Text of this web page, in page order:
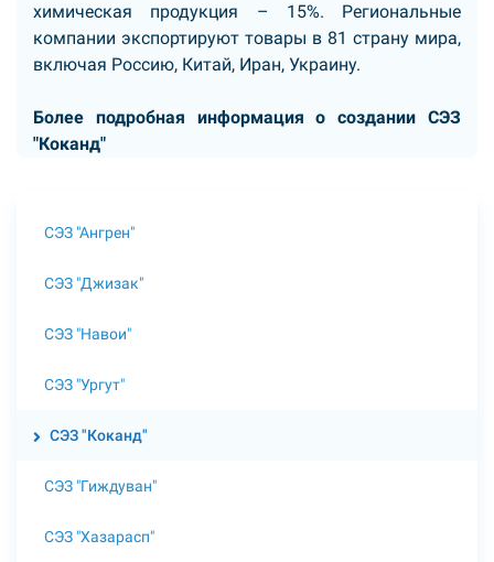
химическая продукция – 15%. Региональные
компании экспортируют товары в 81 страну мира,
включая Россию, Китай, Иран, Украину.
Более подробная информация о создании СЭЗ
"Коканд"
СЭЗ "Ангрен"
СЭЗ "Джизак"
СЭЗ "Навои"
СЭЗ "Ургут"
СЭЗ "Коканд"
СЭЗ "Гиждуван"
СЭЗ "Хазарасп"